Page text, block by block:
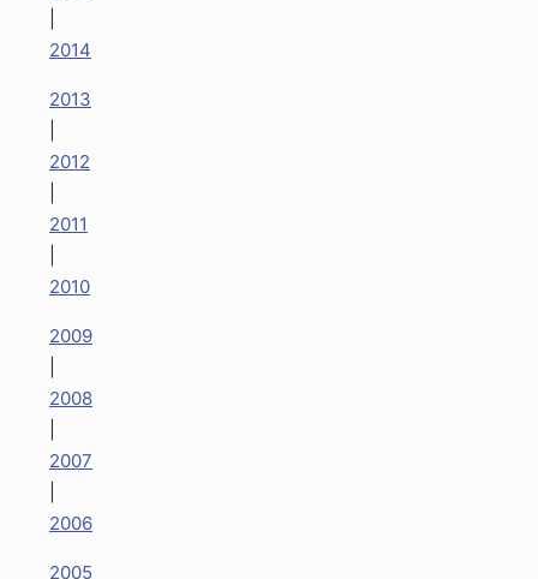
2014
2013
2012
2011
2010
2009
2008
2007
2006
2005